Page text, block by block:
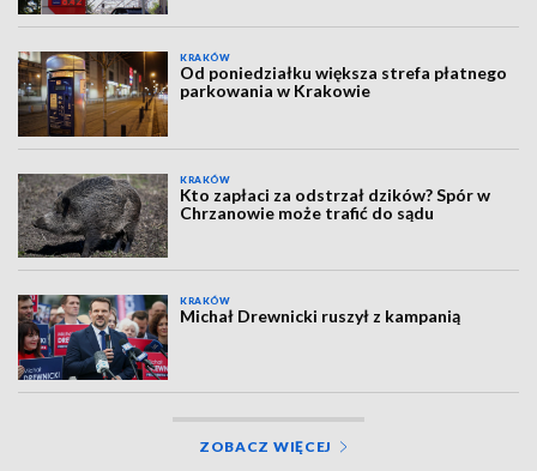
KRAKÓW
Od poniedziałku większa strefa płatnego
parkowania w Krakowie
KRAKÓW
Kto zapłaci za odstrzał dzików? Spór w
Chrzanowie może trafić do sądu
KRAKÓW
Michał Drewnicki ruszył z kampanią
ZOBACZ WIĘCEJ